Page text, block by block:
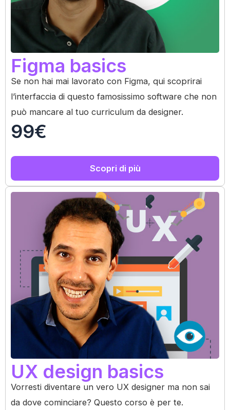
Figma basics
Se non hai mai lavorato con Figma, qui scoprirai
l’interfaccia di questo famosissimo software che non
può mancare al tuo curriculum da designer.
99€
Scopri di più
UX design basics
Vorresti diventare un vero UX designer ma non sai
da dove cominciare? Questo corso è per te.